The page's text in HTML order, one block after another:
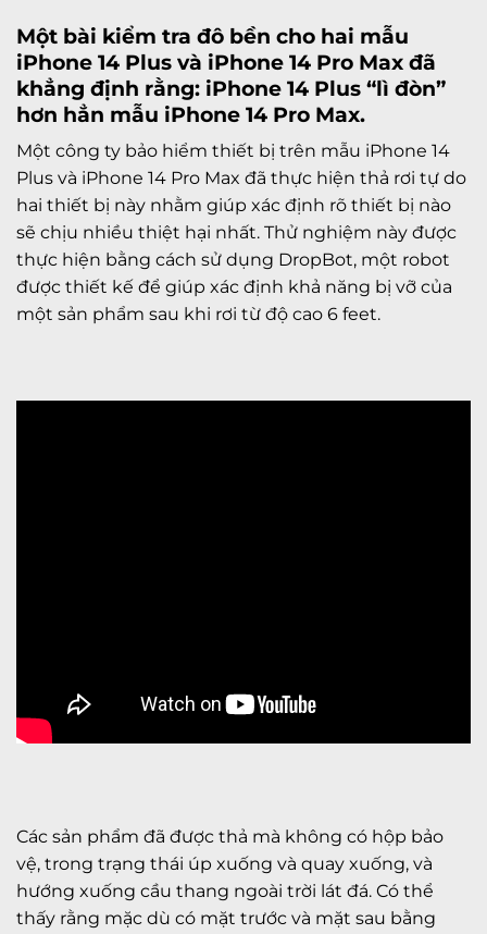
Một bài kiểm tra đô bền cho hai mẫu
iPhone 14 Plus và iPhone 14 Pro Max đã
khẳng định rằng: iPhone 14 Plus “lì đòn”
hơn hẳn mẫu iPhone 14 Pro Max.
Một công ty bảo hiểm thiết bị trên mẫu iPhone 14
Plus và iPhone 14 Pro Max đã thực hiện thả rơi tự do
hai thiết bị này nhằm giúp xác định rõ thiết bị nào
sẽ chịu nhiều thiệt hại nhất. Thử nghiệm này được
thực hiện bằng cách sử dụng DropBot, một robot
được thiết kế để giúp xác định khả năng bị vỡ của
một sản phẩm sau khi rơi từ độ cao 6 feet.
Các sản phẩm đã được thả mà không có hộp bảo
vệ, trong trạng thái úp xuống và quay xuống, và
hướng xuống cầu thang ngoài trời lát đá. Có thể
thấy rằng mặc dù có mặt trước và mặt sau bằng